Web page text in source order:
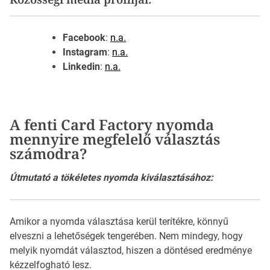
Facebook: n.a.
Instagram: n.a.
Linkedin: n.a.
A fenti Card Factory nyomda
mennyire megfelelő választás
számodra?
Útmutató a tökéletes nyomda kiválasztásához:
Amikor a nyomda választása kerül terítékre, könnyű
elveszni a lehetőségek tengerében. Nem mindegy, hogy
melyik nyomdát választod, hiszen a döntésed eredménye
kézzelfogható lesz.